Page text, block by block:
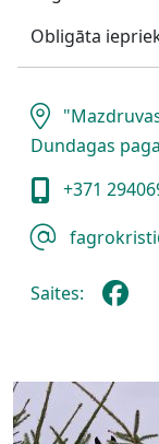
Obligāta
Dundagas
+371
Saites: